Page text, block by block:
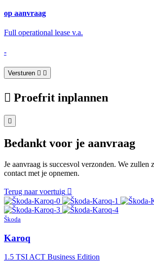
op aanvraag
Full operational lease v.a.
-
Versturen
Proefrit inplannen
Bedankt voor je aanvraag
Je aanvraag is succesvol verzonden. We zullen
contact met je opnemen.
Terug naar voertuig
Škoda
Karoq
1.5 TSI ACT Business Edition